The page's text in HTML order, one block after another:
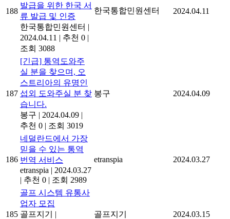
188
발급을 위한 한국 서
류 발급 및 인증
한국통합민원센터 |
2024.04.11 | 추천 0 |
조회 3088
한국통합민원센터 2024.04.11
187
[긴급] 통역도와주
실 분을 찾으며, 오
스트리아의 유명인
섭외 도와주실 분 찾
습니다.
봉구 | 2024.04.09 |
추천 0 | 조회 3019
봉구 2024.04.09
186
네덜란드에서 가장
믿을 수 있는 통역
번역 서비스
etranspia | 2024.03.27
| 추천 0 | 조회 2989
etranspia 2024.03.27
185
골프 시스템 유통사
업자 모집
골프지기
|
골프지기 2024.03.15